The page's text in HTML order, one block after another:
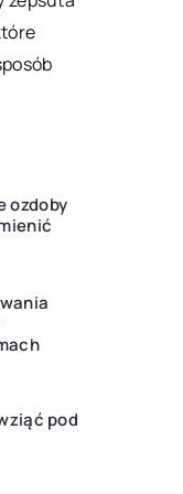
skuteczne
za pomocą
Poradnik
ozdoby
pod